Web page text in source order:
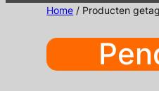
Home / Producten